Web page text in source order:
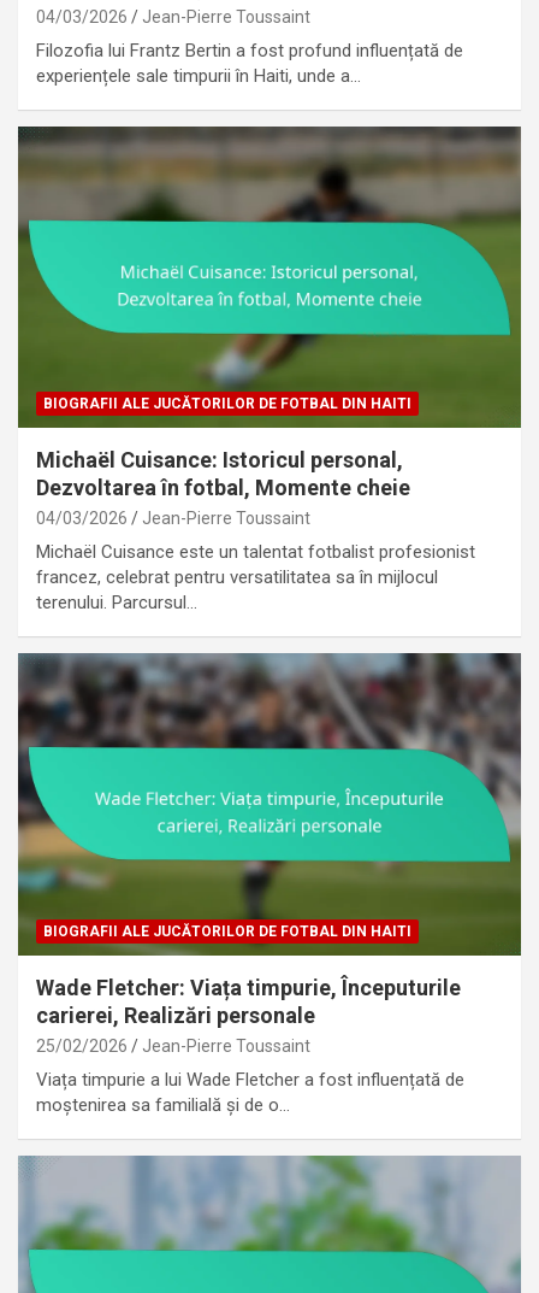
04/03/2026 Jean-Pierre Toussaint
Filozofia lui Frantz Bertin a fost profund influențată de
experiențele sale timpurii în Haiti, unde a…
BIOGRAFII ALE JUCĂTORILOR DE FOTBAL DIN HAITI
Michaël Cuisance: Istoricul personal,
Dezvoltarea în fotbal, Momente cheie
04/03/2026 Jean-Pierre Toussaint
Michaël Cuisance este un talentat fotbalist profesionist
francez, celebrat pentru versatilitatea sa în mijlocul
terenului. Parcursul…
BIOGRAFII ALE JUCĂTORILOR DE FOTBAL DIN HAITI
Wade Fletcher: Viața timpurie, Începuturile
carierei, Realizări personale
25/02/2026 Jean-Pierre Toussaint
Viața timpurie a lui Wade Fletcher a fost influențată de
moștenirea sa familială și de o…